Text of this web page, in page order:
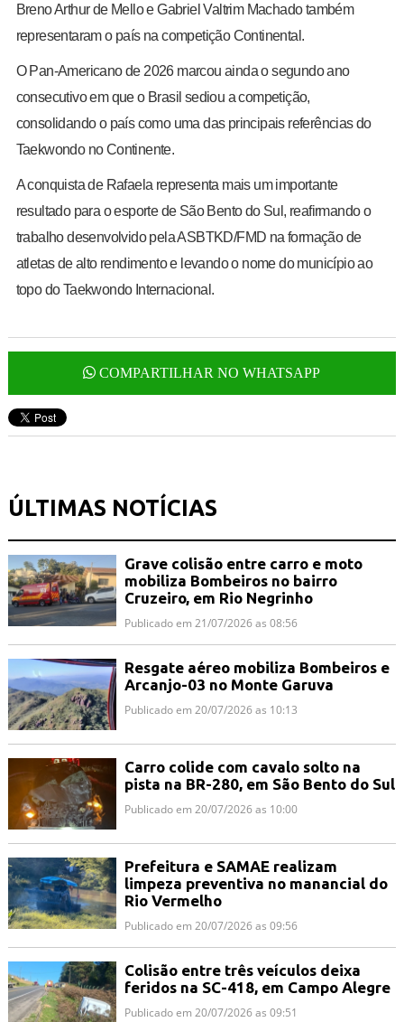
Breno Arthur de Mello e Gabriel Valtrim Machado também
representaram o país na competição Continental.
O Pan-Americano de 2026 marcou ainda o segundo ano
consecutivo em que o Brasil sediou a competição,
consolidando o país como uma das principais referências do
Taekwondo no Continente.
A conquista de Rafaela representa mais um importante
resultado para o esporte de São Bento do Sul, reafirmando o
trabalho desenvolvido pela ASBTKD/FMD na formação de
atletas de alto rendimento e levando o nome do município ao
topo do Taekwondo Internacional.
COMPARTILHAR NO WHATSAPP
ÚLTIMAS NOTÍCIAS
Grave colisão entre carro e moto
mobiliza Bombeiros no bairro
Cruzeiro, em Rio Negrinho
Publicado em 21/07/2026 as 08:56
Resgate aéreo mobiliza Bombeiros e
Arcanjo-03 no Monte Garuva
Publicado em 20/07/2026 as 10:13
Carro colide com cavalo solto na
pista na BR-280, em São Bento do Sul
Publicado em 20/07/2026 as 10:00
Prefeitura e SAMAE realizam
limpeza preventiva no manancial do
Rio Vermelho
Publicado em 20/07/2026 as 09:56
Colisão entre três veículos deixa
feridos na SC-418, em Campo Alegre
Publicado em 20/07/2026 as 09:51